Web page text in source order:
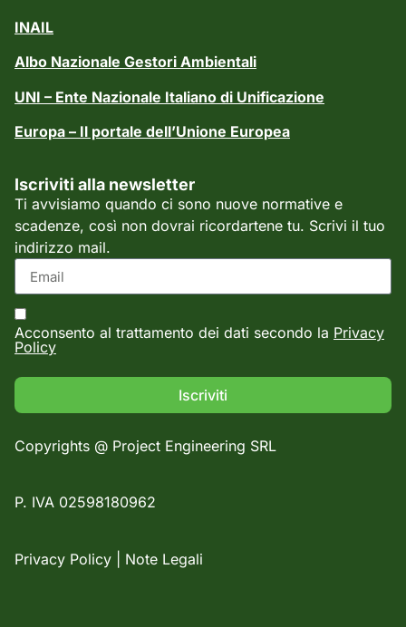
INAIL
Albo Nazionale Gestori Ambientali
UNI – Ente Nazionale Italiano di Unificazione
Europa – Il portale dell’Unione Europea
Iscriviti alla newsletter
Ti avvisiamo quando ci sono nuove normative e
scadenze, così non dovrai ricordartene tu. Scrivi il tuo
indirizzo mail.
Acconsento al trattamento dei dati secondo la Privacy
Policy
Iscriviti
Copyrights @ Project Engineering SRL
P. IVA 02598180962
Privacy Policy Note Legali